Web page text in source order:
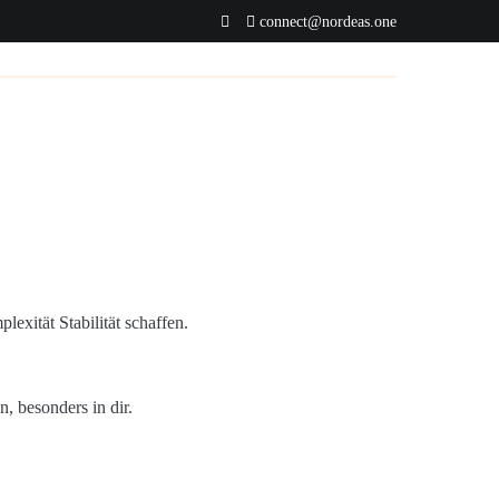
connect@nordeas.one
Stabilität schaffen.
besonders in dir.